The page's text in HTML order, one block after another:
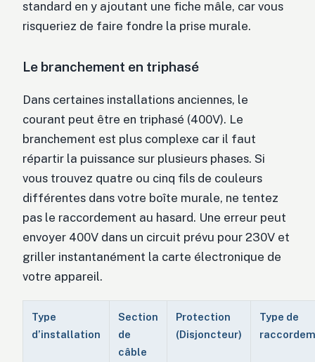
standard en y ajoutant une fiche mâle, car vous
risqueriez de faire fondre la prise murale.
Le branchement en triphasé
Dans certaines installations anciennes, le
courant peut être en triphasé (400V). Le
branchement est plus complexe car il faut
répartir la puissance sur plusieurs phases. Si
vous trouvez quatre ou cinq fils de couleurs
différentes dans votre boîte murale, ne tentez
pas le raccordement au hasard. Une erreur peut
envoyer 400V dans un circuit prévu pour 230V et
griller instantanément la carte électronique de
votre appareil.
Type
d’installation
Section
de
câble
Protection
(Disjoncteur)
Type de